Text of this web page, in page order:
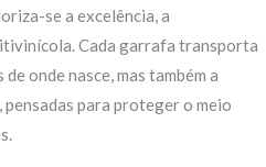
se a excelência, a
Cada garrafa transporta
onde nasce, mas também a
para proteger o meio